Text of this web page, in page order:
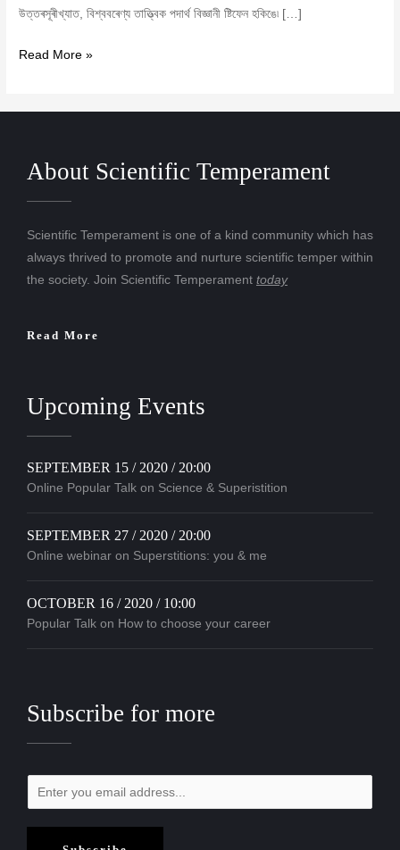
উত্তৰসূৰীখ্যাত, বিশ্ববৰেণ্য তাত্ত্বিক পদাৰ্থ বিজ্ঞানী ষ্টিফেন হকিঙে৷ […]
Read More »
About Scientific Temperament
Scientific Temperament is one of a kind community which has
always thrived to promote and nurture scientific temper within
the society. Join Scientific Temperament today
Read More
Upcoming Events
SEPTEMBER 15 / 2020 / 20:00
Online Popular Talk on Science & Superistition
SEPTEMBER 27 / 2020 / 20:00
Online webinar on Superstitions: you & me
OCTOBER 16 / 2020 / 10:00
Popular Talk on How to choose your career
Subscribe for more